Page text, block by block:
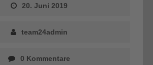
20. Juni 2019
team24admin
0 Kommentare